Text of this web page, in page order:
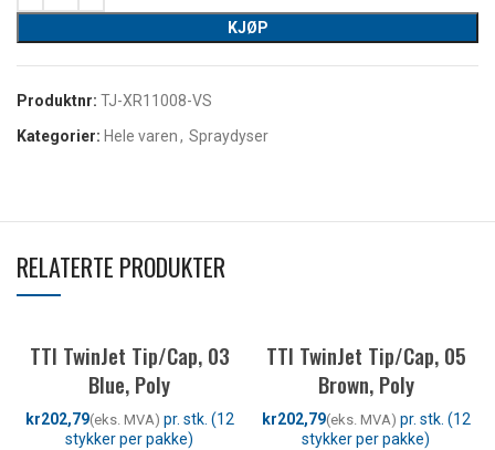
KJØP
Produktnr: TJ-XR11008-VS
Kategorier: Hele varen, Spraydyser
RELATERTE PRODUKTER
TTI TwinJet Tip/Cap, 03
Blue, Poly
kr
TTI TwinJet Tip/Cap, 05
Brown, Poly
kr